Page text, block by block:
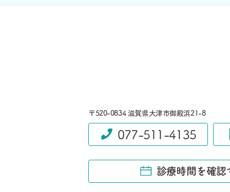
〒520-0834 滋賀県大津市御殿浜21-8
077-511-4135
診療時間を確認